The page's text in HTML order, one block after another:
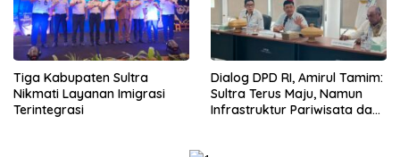
Tiga Kabupaten Sultra
Nikmati Layanan Imigrasi
Terintegrasi
Dialog DPD RI, Amirul Tamim:
Sultra Terus Maju, Namun
Infrastruktur Pariwisata dan